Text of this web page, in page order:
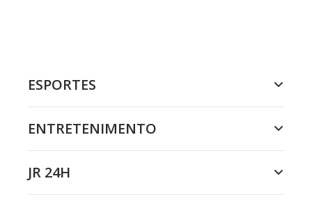
ESPORTES
ENTRETENIMENTO
JR 24H